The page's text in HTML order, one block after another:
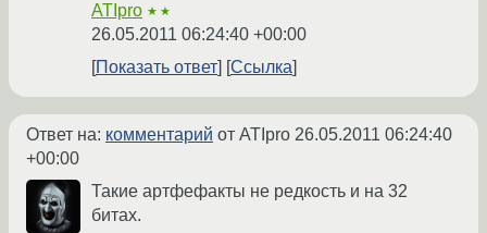
ATIpro ★★
26.05.2011 06:24:40 +00:00
Показать ответ
Ссылка
Ответ на: комментарий от ATIpro 26.05.2011 06:24:40
+00:00
Такие артфефакты не редкость и на 32
битах.